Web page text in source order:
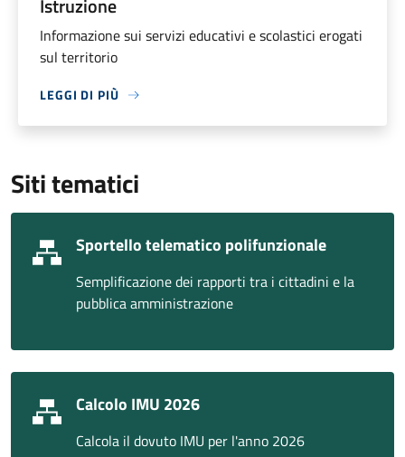
Istruzione
Informazione sui servizi educativi e scolastici erogati
sul territorio
LEGGI DI PIÙ
Siti tematici
Sportello telematico polifunzionale
Semplificazione dei rapporti tra i cittadini e la
pubblica amministrazione
Calcolo IMU 2026
Calcola il dovuto IMU per l'anno 2026